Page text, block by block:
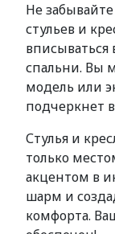
Не
стульев и
спальни. Вы
модель или
подчеркнет
Стулья и
только
акцентом в
шарм и
комфорта.